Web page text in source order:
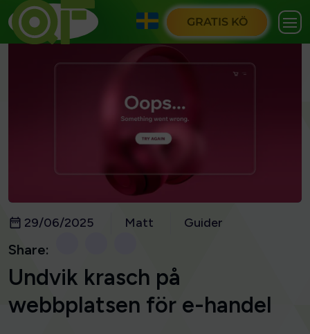
GRATIS KÖ
29/06/2025 Matt Guider
Share:
Undvik krasch på
webbplatsen för e-handel